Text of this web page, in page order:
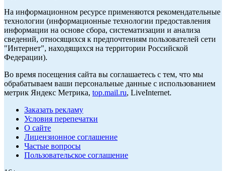
На информационном ресурсе применяются рекомендательные
технологии (информационные технологии предоставления
информации на основе сбора, систематизации и анализа
сведений, относящихся к предпочтениям пользователей сети
"Интернет", находящихся на территории Российской
Федерации).
Во время посещения сайта вы соглашаетесь с тем, что мы
обрабатываем ваши персональные данные с использованием
метрик Яндекс Метрика, top.mail.ru, LiveInternet.
Заказать рекламу
Условия перепечатки
О сайте
Лицензионное соглашение
Частые вопросы
Пользовательское соглашение